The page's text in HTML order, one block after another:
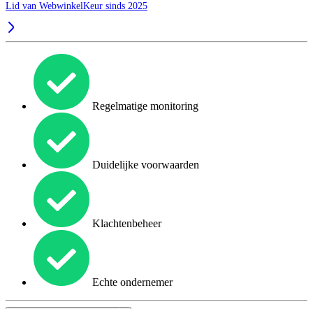
Lid van WebwinkelKeur sinds 2025
Regelmatige monitoring
Duidelijke voorwaarden
Klachtenbeheer
Echte ondernemer